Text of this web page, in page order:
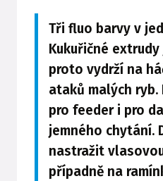
Tři fluo barvy v
Kukuřičné
proto vydrží na
ataků malých
pro feeder i pro
jemného chytání.
nastražit
případně na